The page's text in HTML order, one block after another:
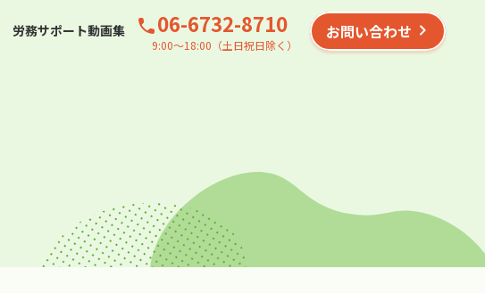
労務サポート動画集 06-6732-8710
9:00〜18:00（土日祝日除く）
お問い合わせ